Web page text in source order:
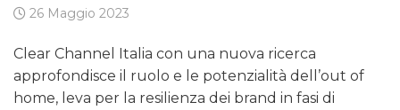
26 Maggio 2023
Clear Channel Italia con una nuova ricerca
approfondisce il ruolo e le potenzialità dell’out of
home, leva per la resilienza dei brand in fasi di